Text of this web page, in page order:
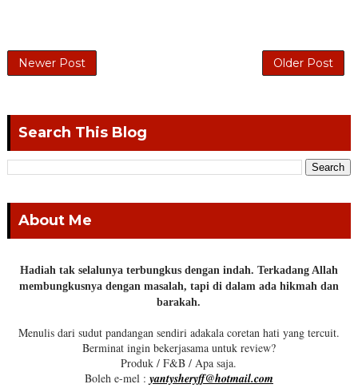
Newer Post Older Post
Search This Blog
About Me
Hadiah tak selalunya terbungkus dengan indah. Terkadang Allah
membungkusnya dengan masalah, tapi di dalam ada hikmah dan
barakah.
Menulis dari sudut pandangan sendiri adakala coretan hati yang tercuit.
Berminat ingin bekerjasama untuk review?
Produk / F&B / Apa saja.
Boleh e-mel : yantysheryff@hotmail.com